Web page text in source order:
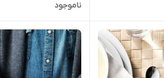
ناموجود